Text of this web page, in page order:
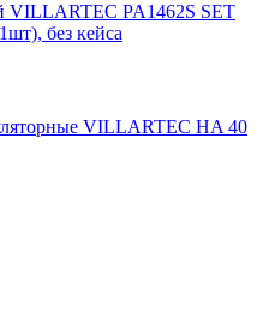
VILLARTEC PA1462S SET
без кейса